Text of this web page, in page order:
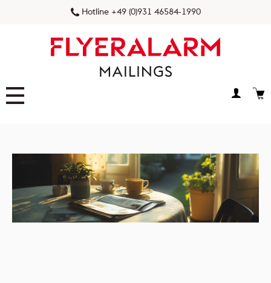
Hotline +49 (0)931 46584-1990
FLYERALARM Postaktuell
FLYERALARM Postwurfspezial